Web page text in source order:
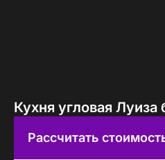
Кухня угловая Луиза
Рассчитать